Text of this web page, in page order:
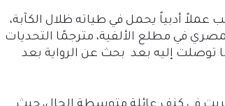
عملاً أدبياً يحمل في طياته ظلال الكآبة،
في مطلع الألفية، مترجمًا التحديات
توصلت إليه بعد بحث عن الرواية بعد